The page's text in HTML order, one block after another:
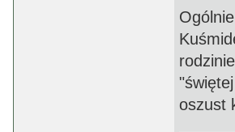
oszust